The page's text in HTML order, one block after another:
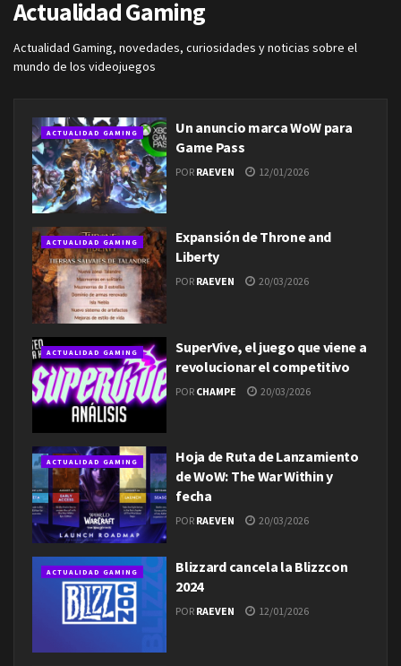
Actualidad Gaming
Actualidad Gaming, novedades, curiosidades y noticias sobre el
mundo de los videojuegos
ACTUALIDAD GAMING
Un anuncio marca WoW para
Game Pass
POR RAEVEN 12/01/2026
ACTUALIDAD GAMING
Expansión de Throne and
Liberty
POR RAEVEN 20/03/2026
ACTUALIDAD GAMING
SuperVive, el juego que viene a
revolucionar el competitivo
POR CHAMPE 20/03/2026
ACTUALIDAD GAMING
Hoja de Ruta de Lanzamiento
de WoW: The War Within y
fecha
POR RAEVEN 20/03/2026
ACTUALIDAD GAMING
Blizzard cancela la Blizzcon
2024
POR RAEVEN 12/01/2026